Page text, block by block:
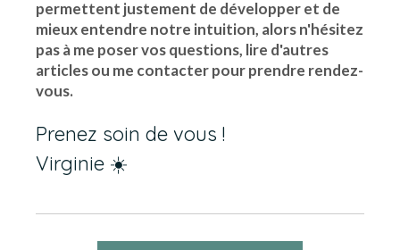
permettent justement de développer et de
mieux entendre notre intuition, alors n'hésitez
pas à me poser vos questions, lire d'autres
articles ou me contacter pour prendre rendez-
vous.
Prenez soin de vous !
Virginie ☀️